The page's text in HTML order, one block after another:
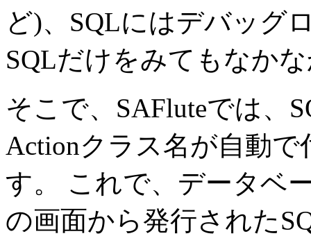
ど)、SQLにはデバッグ
SQLだけをみてもなか
そこで、SAFluteでは、
Actionクラス名が自動
す。 これで、データベ
の画面から発行された